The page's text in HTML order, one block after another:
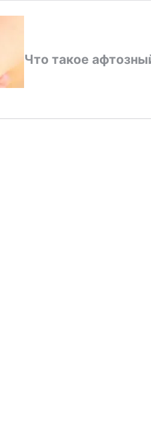
Что такое